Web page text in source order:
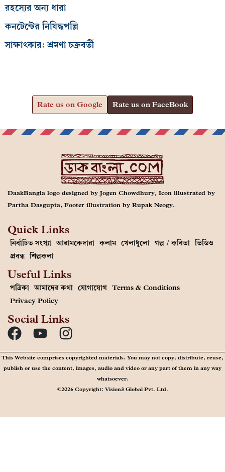
রহস্যের অন্য ধারা
কনটেন্টের নিষিদ্ধপল্লি
সাক্ষাৎকার: শ্রমণা চক্রবর্তী
Rate us on Google Rate us on FaceBook
DaakBangla logo designed by Jogen Chowdhury, Icon illustrated by
Partha Dasgupta, Footer illustration by Rupak Neogy.
Quick Links
নির্বাচিত সংখ্যা আরামকেদারা কলাম খেলাধুলো গল্প / কবিতা ভিডিও
প্রবন্ধ শিল্পকলা
Useful Links
পত্রিকা আমাদের কথা যোগাযোগ Terms & Conditions
Privacy Policy
Social Links
This Website comprises copyrighted materials. You may not copy, distribute, reuse,
publish or use the content, images, audio and video or any part of them in any way
whatsoever.
©2026 Copyright: Vision3 Global Pvt. Ltd.